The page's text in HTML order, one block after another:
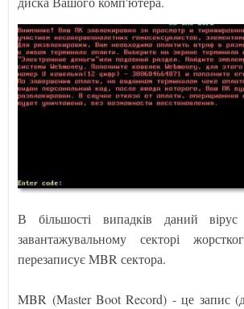
В більшості випадків даний
завантажувальному секторі
перезаписує MBR сектора.
MBR (Master Boot Record) - це запис